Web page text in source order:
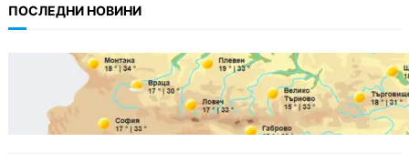
ПОСЛЕДНИ НОВИНИ
БЪЛГАРИЯ
Горещ старт на седмицата: до 35° и
спокойно море